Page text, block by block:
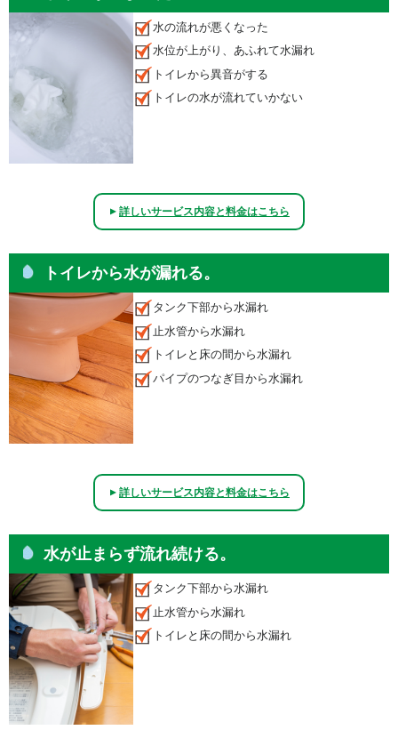
水の流れが悪くなった
水位が上がり、あふれて水漏れ
トイレから異音がする
トイレの水が流れていかない
▲詳しいサービス内容と料金はこちら
トイレから水が漏れる。
タンク下部から水漏れ
止水管から水漏れ
トイレと床の間から水漏れ
パイプのつなぎ目から水漏れ
▲詳しいサービス内容と料金はこちら
水が止まらず流れ続ける。
タンク下部から水漏れ
止水管から水漏れ
トイレと床の間から水漏れ